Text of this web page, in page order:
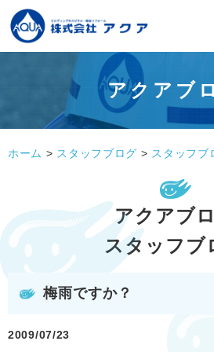
アクアブ
ホーム > スタッフブログ > スタッフブ
アクアブ
スタッフブ
梅雨ですか？
2009/07/23